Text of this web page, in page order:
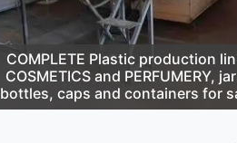
COMPLETE Plastic production
COSMETICS and PERFUMERY,
bottles, caps and containers for